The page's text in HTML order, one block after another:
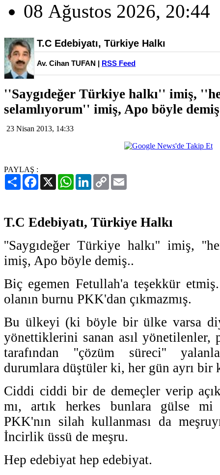
08 Ağustos 2026, 20:44
T.C Edebiyatı, Türkiye Halkı
Av. Cihan TUFAN | RSS Feed
''Saygıdeğer Türkiye halkı'' imiş,
selamlıyorum'' imiş, Apo böyle
23 Nisan 2013, 14:33
PAYLAŞ :
PaylaşFacebook
X WhatsAppLinkedIn
Copy
Link
T.C Edebiyatı, Türkiye Halkı
''Saygıdeğer Türkiye halkı'' imiş,
imiş, Apo böyle demiş..
Biç egemen Fetullah'a teşekkür
olanın burnu PKK'dan çıkmazmış.
Bu ülkeyi (ki böyle bir ülke varsa
yönettiklerini sanan asıl yönetilenler,
tarafından ''çözüm süreci''
durumlara düştüler ki, her gün ayrı bir
Ciddi ciddi bir de demeçler verip
mı, artık herkes bunlara gülse mi
PKK'nın silah kullanması da
İncirlik üssü de meşru.
Hep edebiyat hep edebiyat.